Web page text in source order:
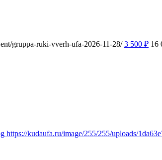
gruppa-ruki-vverh-ufa-2026-11-28/ 3 500 ₽ 16
https://kudaufa.ru/image/255/255/uploads/